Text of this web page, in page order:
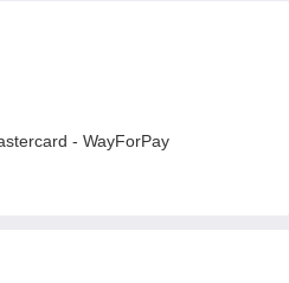
- WayForPay